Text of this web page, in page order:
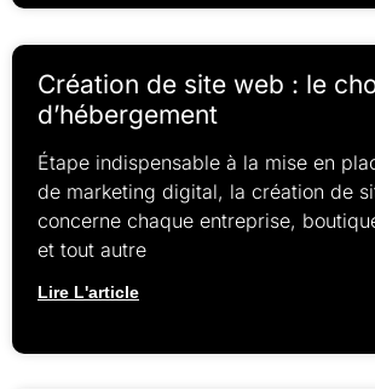
Création de site web : le
d’hébergement
Étape indispensable à la mise en
de marketing digital, la création de
concerne chaque entreprise,
et tout autre
Lire L'article